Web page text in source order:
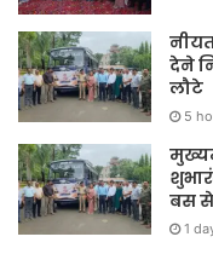
देने
लौटे
5
बस
1